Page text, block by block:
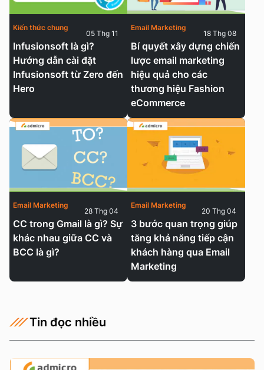
Infusionsoft là gì?
Hướng dẫn cài đặt
Infusionsoft từ Zero đến
Hero
Kiến thức chung
05 Thg 11
Bí quyết xây dựng chiến
lược email marketing
hiệu quả cho các
thương hiệu Fashion
eCommerce
Email Marketing
18 Thg 08
CC trong Gmail là gì? Sự
khác nhau giữa CC và
BCC là gì?
Email Marketing
28 Thg 04
3 bước quan trọng giúp
tăng khả năng tiếp cận
khách hàng qua Email
Marketing
Email Marketing
20 Thg 04
Tin đọc nhiều